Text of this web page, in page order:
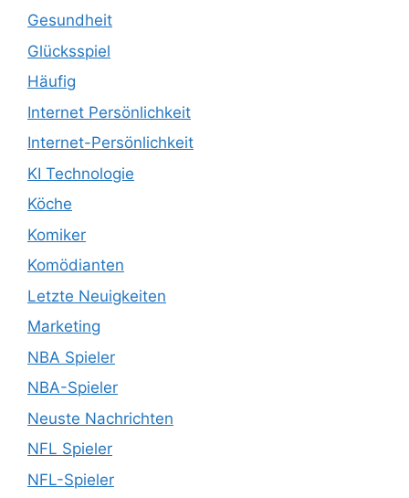
Gesundheit
Glücksspiel
Häufig
Internet Persönlichkeit
Internet-Persönlichkeit
KI Technologie
Köche
Komiker
Komödianten
Letzte Neuigkeiten
Marketing
NBA Spieler
NBA-Spieler
Neuste Nachrichten
NFL Spieler
NFL-Spieler